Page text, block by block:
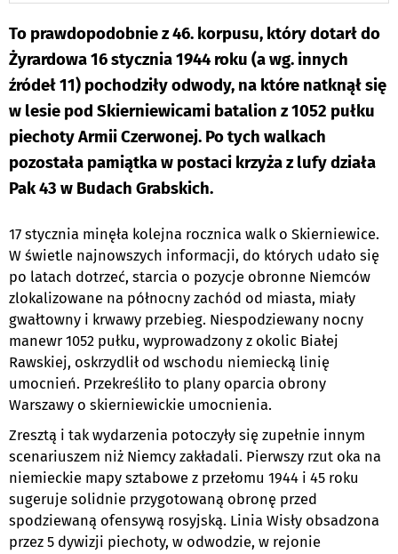
To prawdopodobnie z 46. korpusu, który dotarł do
Żyrardowa 16 stycznia 1944 roku (a wg. innych
źródeł 11) pochodziły odwody, na które natknął się
w lesie pod Skierniewicami batalion z 1052 pułku
piechoty Armii Czerwonej. Po tych walkach
pozostała pamiątka w postaci krzyża z lufy działa
Pak 43 w Budach Grabskich.
17 stycznia minęła kolejna rocznica walk o Skierniewice.
W świetle najnowszych informacji, do których udało się
po latach dotrzeć, starcia o pozycje obronne Niemców
zlokalizowane na północny zachód od miasta, miały
gwałtowny i krwawy przebieg. Niespodziewany nocny
manewr 1052 pułku, wyprowadzony z okolic Białej
Rawskiej, oskrzydlił od wschodu niemiecką linię
umocnień. Przekreśliło to plany oparcia obrony
Warszawy o skierniewickie umocnienia.
Zresztą i tak wydarzenia potoczyły się zupełnie innym
scenariuszem niż Niemcy zakładali. Pierwszy rzut oka na
niemieckie mapy sztabowe z przełomu 1944 i 45 roku
sugeruje solidnie przygotowaną obronę przed
spodziewaną ofensywą rosyjską. Linia Wisły obsadzona
przez 5 dywizji piechoty, w odwodzie, w rejonie